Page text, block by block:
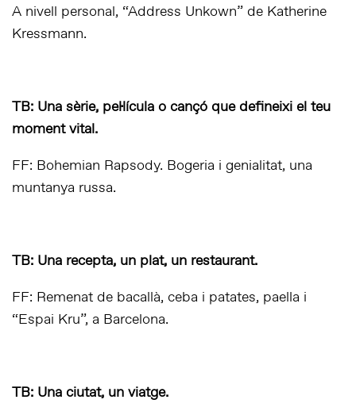
A nivell personal, “Address Unkown” de Katherine
Kressmann.
TB: Una sèrie, pel·lícula o cançó que defineixi el teu
moment vital.
FF: Bohemian Rapsody. Bogeria i genialitat, una
muntanya russa.
TB: Una recepta, un plat, un restaurant.
FF: Remenat de bacallà, ceba i patates, paella i
“Espai Kru”, a Barcelona.
TB: Una ciutat, un viatge.